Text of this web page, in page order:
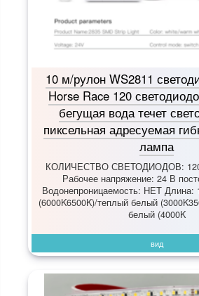
10 м/рулон WS2811
Horse Race 120
бегущая вода течет
пиксельная адресуемая
лампа
КОЛИЧЕСТВО СВЕТОДИОДОВ: 120
Рабочее напряжение: 24 В
Водонепроницаемость: НЕТ
(6000K6500K)/теплый белый
белый (4000K
вид